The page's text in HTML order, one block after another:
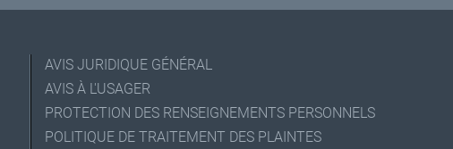
AVIS JURIDIQUE GÉNÉRAL
AVIS À L'USAGER
PROTECTION DES RENSEIGNEMENTS PERSONNELS
POLITIQUE DE TRAITEMENT DES PLAINTES